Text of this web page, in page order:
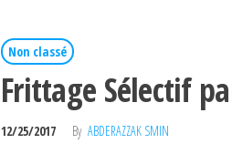
Non classé
Frittage Sélectif
12/25/2017 By ABDERAZZAK SMIN